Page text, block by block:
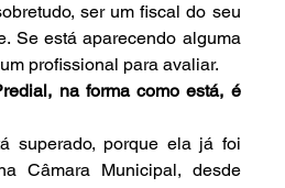
ser um fiscal do seu
Se está aparecendo alguma
profissional para avaliar.
na forma como está, é
superado, porque ela já foi
Câmara Municipal, desde